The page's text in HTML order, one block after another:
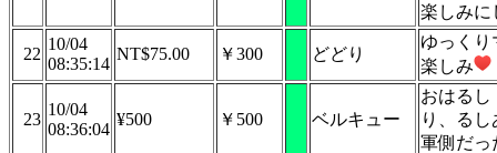
楽しみに
22
10/04
08:35:14
NT$75.00 ￥300 どどり
ゆっくり
楽しみ
23
10/04
08:36:04
¥500 ￥500 ベルキュー
おはるし
り、る
軍側だ